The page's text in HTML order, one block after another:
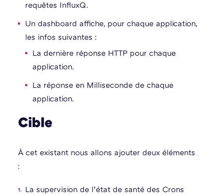
requêtes InfluxQ.
Un dashboard affiche, pour chaque application,
les infos suivantes :
La dernière réponse HTTP pour chaque
application.
La réponse en Milliseconde de chaque
application.
Cible
À cet existant nous allons ajouter deux éléments
:
La supervision de l’état de santé des Crons